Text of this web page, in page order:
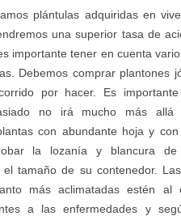
plántulas adquiridas en
una superior tasa de
importante tener en cuenta
Debemos comprar plantones
por hacer. Es
no irá mucho más
con abundante hoja y
la lozanía y blancura
el tamaño de su contenedor.
más aclimatadas estén
a las enfermedades y